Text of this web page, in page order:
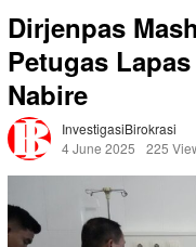
Dirjenpas
Petugas
Nabire
InvestigasiBirokrasi
4 June 2025
225